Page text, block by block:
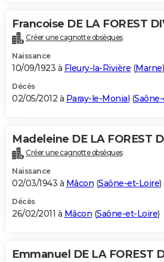
Francoise DE LA FOREST
Créer une cagnotte obsèques
Naissance
10/09/1923 à Fleury-la-Rivière (Marne)
Décès
02/05/2012 à Paray-le-Monial (
Madeleine DE LA FOREST
Créer une cagnotte obsèques
Naissance
02/03/1943 à Mâcon (Saône-et-Loire)
Décès
26/02/2011 à Mâcon (Saône-et-Loire)
Emmanuel DE LA FOREST